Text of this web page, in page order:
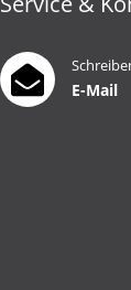
E-Mail